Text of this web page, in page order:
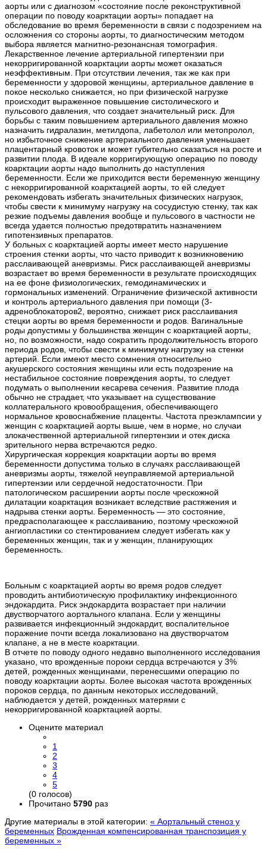
аорты или с диагнозом «состояние после реконструктивной
операции по поводу коарктации аорты» попадает на
обследование во время беременности в связи с подозрением на
осложнения со стороны аорты, то диагностическим методом
выбора является магнитно-резонансная томография.
Лекарственное лечение артериальной гипертензии при
некорригированной коарктации аорты может оказаться
неэффективным. При отсутствии лечения, так же как при
беременности у здоровой женщины, артериальное давление в
покое несколько снижается, но при физической нагрузке
происходит выраженное повышение систолического и
пульсового давления, что создает значительный риск. Для
борьбы с таким повышением артериального давления можно
назначить гидралазин, метилдопа, лабетолол или метопролол,
но избыточное снижение артериального давления уменьшает
плацентарный кровоток и может губительно сказаться на росте и
развитии плода. В идеале корригирующую операцию по поводу
коарктации аорты надо выполнить до наступления
беременности. Если же приходится вести беременную женщину
с некорригированной коарктацией аорты, то ей следует
рекомендовать избегать значительных физических нагрузок,
чтобы свести к минимуму нагрузку на сосудистую стенку, так как
резкие подъемы давления вообще и пульсового в частности не
всегда удается полностью предотвратить назначением
гипотензивных препаратов.
У больных с коарктацией аорты имеет место нарушение
строения стенки аорты, что часто приводит к возникновению
расслаивающей аневризмы. Риск расслаивающей аневризмы
возрастает во время беременности в результате происходящих
на ее фоне физиологических, гемодинамических и
гормональных изменений. Ограничение физической активности
и контроль артериального давления при помощи (3-
адреноблокаторов2, вероятно, снижает риск расслаивания
стецки аорты во время беременности и родов. Вагинальные
роды допустимы у большинства женщин с коарктацией аорты,
но, по возможности, надо сократить продолжительность второго
периода родов, чтобы свести к минимуму нагрузку на стенки
артерий. Если имеют место сомнения относительно
акушерского состояния женщины или есть подозрение на
нестабильное состояние повреждения аорты, то следует
подумать о выполнении кесарева сечения. Развитие плода
обычно не страдает, что указывает на существование
коллатерального кровообращения, обеспечивающего
нормальное кровоснабжение плаценты. Частота преэклампсии у
женщин с коарктацией аорты выше, чем в норме, но случаи
злокачественной артериальной гипертензии и отек диска
зрительного нерва встречаются редко.
Хирургическая коррекция коарктации аорты во время
беременности допустима только в случаях расслаивающей
аневризмы аорты, тяжелой неуправляемой артериальной
гипертензии или сердечной недостаточности. При
патологическом расширении аорты после чрескожной
дилатации коарктация возникает вследствие растяжения и
надрыва стенки аорты. Беременность — это состояние,
предрасполагающее к расслаиванию, поэтому чрескожной
ангиопластики со стентированием следует избегать как у
беременных женщин, так и у женщин, планирующих
беременность.
Больным с коарктацией аорты во время родов следует
проводить антибиотическую профилактику инфекционного
эндокардита. Риск эндокардита возрастает при наличии
двустворчатого аортального клапана. Если у женщины
развивается инфекционный эндокардит, воспалительное
поражение почти всегда локализовано на двустворчатом
клапане, а не в месте коарктации.
В отчете по поводу одного недавно выполненного исследования
указано, что врожденные пороки сердца встречаются у 3%
детей, рожденных женщинами, перенесшими операцию по
поводу коарктации аорты. Более высокая частота врожденных
пороков сердца, по данным некоторых исследований,
наблюдается у детей, рожденных матерями с
некорригированной коарктацией аорты.
Оцените материал
1
2
3
4
5
(0 голосов)
Прочитано 5790 раз
Другие материалы в этой категории: « Аортальный стеноз у
беременных Врожденная компенсированная транспозиция у
беременных »